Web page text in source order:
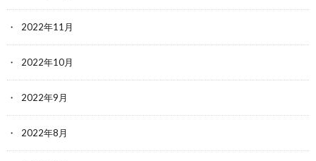
2022年11月
2022年10月
2022年9月
2022年8月